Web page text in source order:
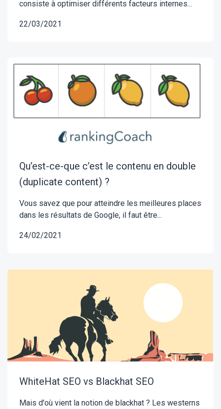
consiste à optimiser différents facteurs internes...
22/03/2021
Qu’est-ce-que c’est le contenu en double
(duplicate content) ?
Vous savez que pour atteindre les meilleures places
dans les résultats de Google, il faut être...
24/02/2021
WhiteHat SEO vs Blackhat SEO
Mais d'où vient la notion de blackhat ? Les westerns